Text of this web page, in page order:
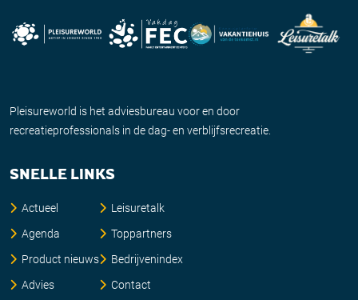
Pleisureworld is het adviesbureau voor en door
recreatieprofessionals in de dag- en verblijfsrecreatie.
SNELLE LINKS
Actueel
Agenda
Product nieuws
Advies
Leisuretalk
Toppartners
Bedrijvenindex
Contact